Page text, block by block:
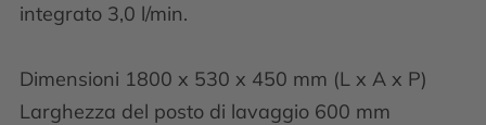
integrato 3,0 l/min.
Dimensioni 1800 x 530 x 450 mm (L x A x P)
Larghezza del posto di lavaggio 600 mm